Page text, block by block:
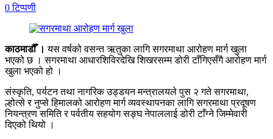
0 टिप्पणी
काठमाडौँ । यस वर्षको वसन्त ऋतुका लागि सगरमाथा आरोहण मार्ग खुला
भएको छ । सगरमाथा आधारशिविरदेखि शिखरसम्म डोरी टाँगिएसँगै आरोहण मार्ग
खुला भएको हो ।
संस्कृति, पर्यटन तथा नागरिक उड्डयन मन्त्रालयले पुस २ गते सगरमाथा,
ल्होत्से र नुप्से हिमालको आरोहण मार्ग व्यवस्थापनका लागि सगरमाथा प्रदूषण
नियन्त्रण समिति र पर्वतीय सहयोग सङ्घ नेपाललाई डोरी टाँग्ने जिम्मेवारी
दिएको थियो ।